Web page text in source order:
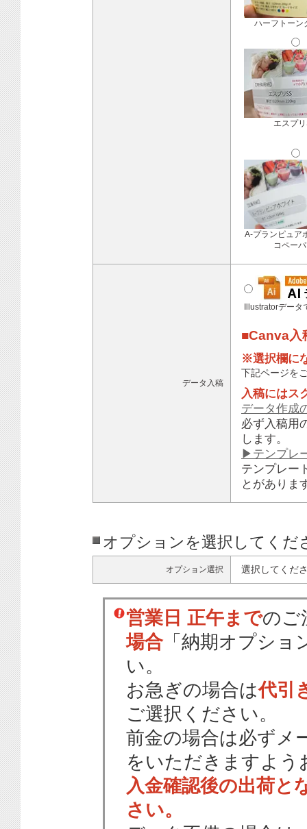
ハーフトーン
エスプ
A-プランピュア
コペー
データ入稿
Illustratorデータ
■Canva入
※選択欄に
下記ページを
入稿にはス
データ作成
必ず入稿用
します。
▶テンプレ
テンプレー
とがありま
オプションを選択してくだ
オプション選択 選択してくだ
営業日 正午までのご
場合 「納期オプショ
い。
お急ぎの場合は代引
ご選択ください。
前金の場合は必ずメ
をいただきますよう
入金確認後の出荷と
さい。